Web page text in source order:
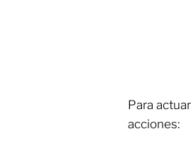
Para
acciones: